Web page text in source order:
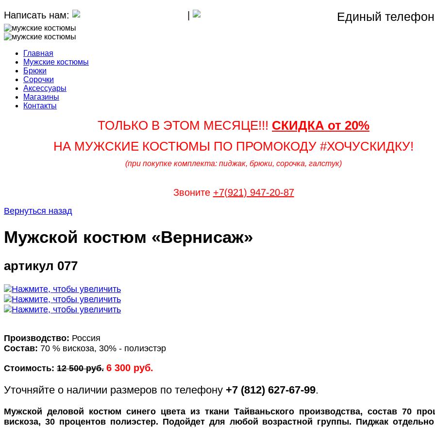
Написать нам: Единый
Главная
Мужские костюмы
Брюки
Сорочки
Аксессуары
Магазины
Контакты
ТОЛЬКО В ЭТОМ МЕСЯЦЕ!!! СКИДКА от 20%
НА МУЖСКИЕ КОСТЮМЫ ПО ПРОМОКОДУ #ХОЧУСКИДКУ!
(при покупке комплекта: пиджак, брюки, сорочка, галстук)
Звоните +7(921) 947-20-87
Вернуться назад
Мужской костюм «Вернисаж»
артикул 077
Производство: Россия
Состав: 70 % вискоза, 30% - полиэстэр
Стоимость: 12 500 руб. 6 300 руб.
Уточняйте о наличии размеров по телефону +7 (812) 627-67-99.
Мужской деловой костюм синего цвета из ткани Тайваньского производства, состав 70
вискоза, 30 процентов полиэстер. Подойдет для любой возрастной группы. Пиджак